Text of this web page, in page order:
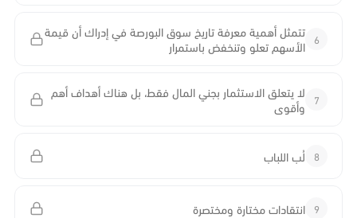
6 تتمثل أهمية معرفة تاريخ سوق البورصة في إدراك أن قيمة
الأسهم تعلو وتنخفض باستمرار
7
لا يتعلق الاستثمار بجني المال فقط، بل هناك أهداف أهم
وأقوى
8 لُب اللباب
9 انتقادات مختارة ومختصرة